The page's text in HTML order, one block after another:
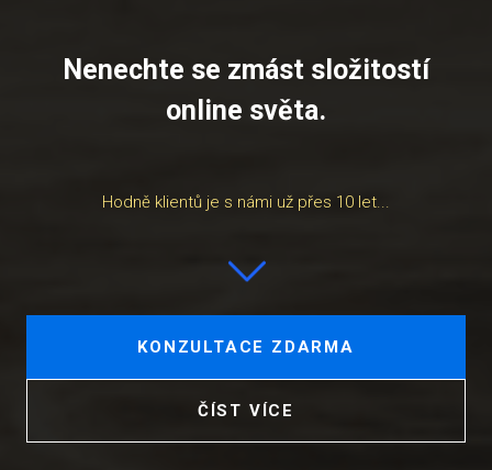
Nenechte se zmást složitostí
online světa.
Hodně klientů je s námi už přes 10 let...
KONZULTACE ZDARMA
ČÍST VÍCE